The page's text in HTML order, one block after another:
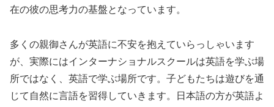
在の彼の思考力の基盤となっています。
多くの親御さんが英語に不安を抱えていらっしゃいます
が、実際にはインターナショナルスクールは英語を学ぶ場
所ではなく、英語で学ぶ場所です。子どもたちは遊びを通
じて自然に言語を習得していきます。日本語の方が英語よ